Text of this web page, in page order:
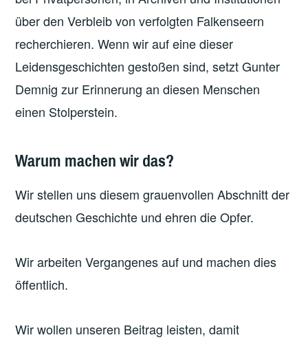
über den Verbleib von verfolgten Falkenseern
recherchieren. Wenn wir auf eine dieser
Leidensgeschichten gestoßen sind, setzt Gunter
Demnig zur Erinnerung an diesen Menschen
einen Stolperstein.
Warum machen wir das?
Wir stellen uns diesem grauenvollen Abschnitt der
deutschen Geschichte und ehren die Opfer.
Wir arbeiten Vergangenes auf und machen dies
öffentlich.
Wir wollen unseren Beitrag leisten, damit